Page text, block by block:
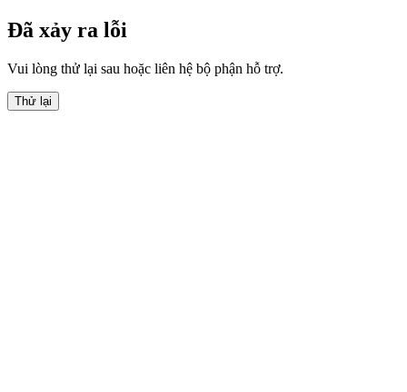
Đã xảy ra lỗi
Vui lòng thử lại sau hoặc liên hệ bộ phận hỗ trợ.
Thử lại